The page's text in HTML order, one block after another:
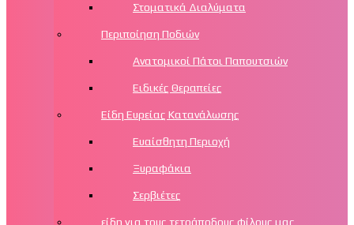
Στοματικά Διαλύματα
Περιποίηση Ποδιών
Aνατομικοί Πάτοι Παπουτσιών
Ειδικές Θεραπείες
Είδη Ευρείας Κατανάλωσης
Ευαίσθητη Περιοχή
Ξυραφάκια
Σερβιέτες
είδη για τους τετράποδους φίλους μας